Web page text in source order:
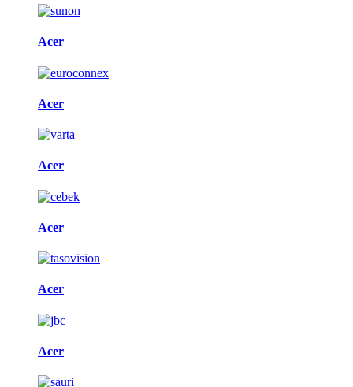
Acer
Acer
Acer
Acer
Acer
Acer